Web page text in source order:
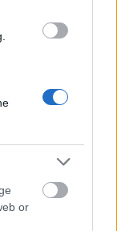
or
tovább